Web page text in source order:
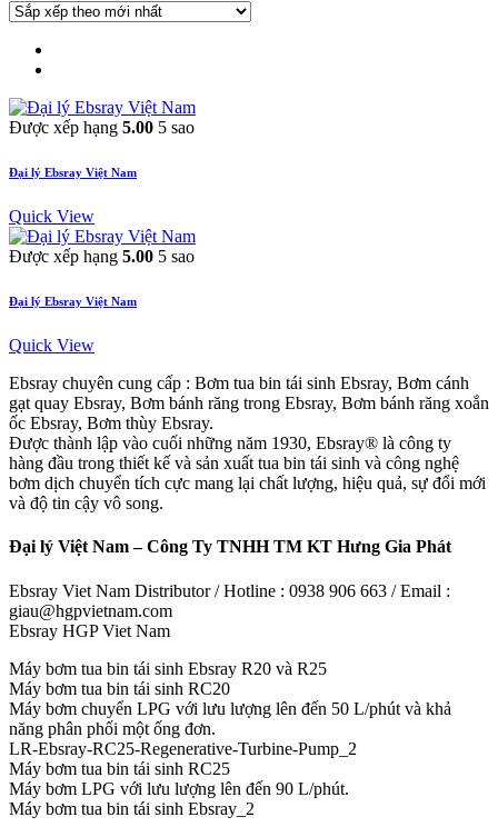
Được xếp hạng 5.00 5 sao
Đại lý Ebsray Việt Nam
Quick View
Được xếp hạng 5.00 5 sao
Đại lý Ebsray Việt Nam
Quick View
Ebsray chuyên cung cấp : Bơm tua bin tái sinh Ebsray, Bơm cánh
gạt quay Ebsray, Bơm bánh răng trong Ebsray, Bơm bánh răng xoắn
ốc Ebsray, Bơm thùy Ebsray.
Được thành lập vào cuối những năm 1930, Ebsray® là công ty
hàng đầu trong thiết kế và sản xuất tua bin tái sinh và công nghệ
bơm dịch chuyển tích cực mang lại chất lượng, hiệu quả, sự đổi mới
và độ tin cậy vô song.
Đại lý Việt Nam – Công Ty TNHH TM KT Hưng Gia Phát
Ebsray Viet Nam Distributor / Hotline : 0938 906 663 / Email :
giau@hgpvietnam.com
Ebsray HGP Viet Nam
Máy bơm tua bin tái sinh Ebsray R20 và R25
Máy bơm tua bin tái sinh RC20
Máy bơm chuyển LPG với lưu lượng lên đến 50 L/phút và khả
năng phân phối một ống đơn.
LR-Ebsray-RC25-Regenerative-Turbine-Pump_2
Máy bơm tua bin tái sinh RC25
Máy bơm LPG với lưu lượng lên đến 90 L/phút.
Máy bơm tua bin tái sinh Ebsray_2